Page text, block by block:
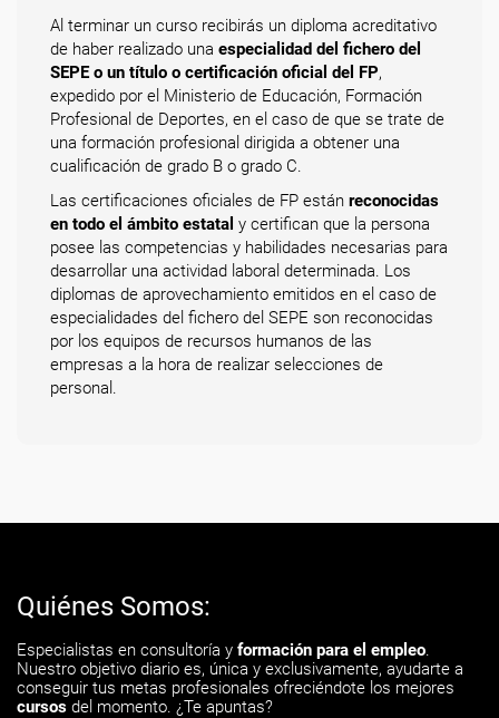
Al terminar un curso recibirás un diploma acreditativo
de haber realizado una especialidad del fichero del
SEPE o un título o certificación oficial del FP,
expedido por el Ministerio de Educación, Formación
Profesional de Deportes, en el caso de que se trate de
una formación profesional dirigida a obtener una
cualificación de grado B o grado C.
Las certificaciones oficiales de FP están reconocidas
en todo el ámbito estatal y certifican que la persona
posee las competencias y habilidades necesarias para
desarrollar una actividad laboral determinada. Los
diplomas de aprovechamiento emitidos en el caso de
especialidades del fichero del SEPE son reconocidas
por los equipos de recursos humanos de las
empresas a la hora de realizar selecciones de
personal.
Quiénes Somos:
Especialistas en consultoría y formación para el empleo.
Nuestro objetivo diario es, única y exclusivamente, ayudarte a
conseguir tus metas profesionales ofreciéndote los mejores
cursos del momento. ¿Te apuntas?